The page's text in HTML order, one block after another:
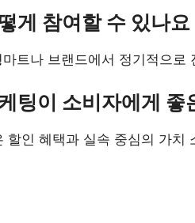
게 참여할 수 있나요
트나 브랜드에서 정기적으
팅이 소비자에게 좋
할인 혜택과 실속 중심의 가